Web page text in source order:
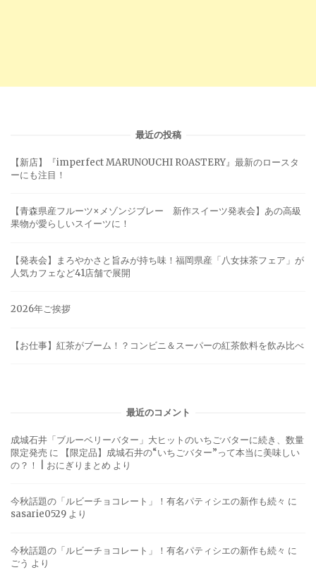
最近の投稿
【新店】『imperfect MARUNOUCHI ROASTERY』最新のロースタ
ーにも注目！
【青森県産フルーツ×メゾンジブレー 新作スイーツ発表会】あの高級
果物が愛らしいスイーツに！
【発表会】まろやかさと旨みが持ち味！福岡県産「八女抹茶フェア」が
人気カフェなど41店舗で展開
2026年ご挨拶
【お仕事】紅茶がブーム！？コンビニ＆スーパーの紅茶飲料を飲み比べ
最近のコメント
成城石井「ブルーベリーバター」大ヒットのいちごバターに続き、数量
限定発売 に
【限定品】成城石井の“いちごバター”って本当に美味しい
の？！ | おにぎりまとめ より
今秋話題の「ルビーチョコレート」！有名パティシエの新作も続々 に
sasarie0529 より
今秋話題の「ルビーチョコレート」！有名パティシエの新作も続々 に
ごう より